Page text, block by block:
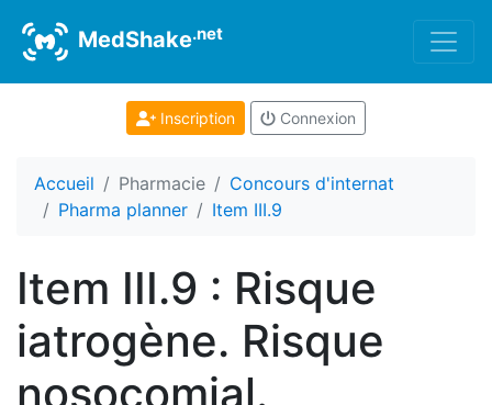
MedShake.net
Inscription Connexion
Accueil Pharmacie
Concours d'internat
Pharma planner
Item III.9
Item III.9 : Risque
iatrogène. Risque
nosocomial.